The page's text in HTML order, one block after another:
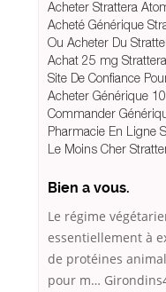
Acheter Strattera
Acheté Générique
Ou Acheter Du
Achat 25 mg
Site De Confiance
Acheter Générique
Commander
Pharmacie En Ligne
Le Moins Cher
Bien a vous.
Le régime
essentiellement à
de protéines
pour m…